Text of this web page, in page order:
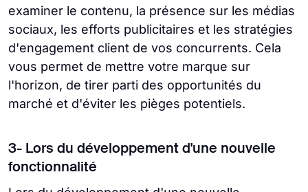
examiner le contenu, la présence sur les médias
sociaux, les efforts publicitaires et les stratégies
d'engagement client de vos concurrents. Cela
vous permet de mettre votre marque sur
l'horizon, de tirer parti des opportunités du
marché et d'éviter les pièges potentiels.
3- Lors du développement d'une nouvelle
fonctionnalité